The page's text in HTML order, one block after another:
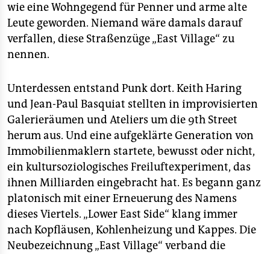
wie eine Wohngegend für Penner und arme alte
Leute geworden. Niemand wäre damals darauf
verfallen, diese Straßenzüge „East Village“ zu
nennen.
Unterdessen entstand Punk dort. Keith Haring
und Jean-Paul Basquiat stellten in improvisierten
Galerieräumen und Ateliers um die 9th Street
herum aus. Und eine aufgeklärte Generation von
Immobilienmaklern startete, bewusst oder nicht,
ein kultursoziologisches Freiluftexperiment, das
ihnen Milliarden eingebracht hat. Es begann ganz
platonisch mit einer Erneuerung des Namens
dieses Viertels. „Lower East Side“ klang immer
nach Kopfläusen, Kohlenheizung und Kappes. Die
Neubezeichnung „East Village“ verband die